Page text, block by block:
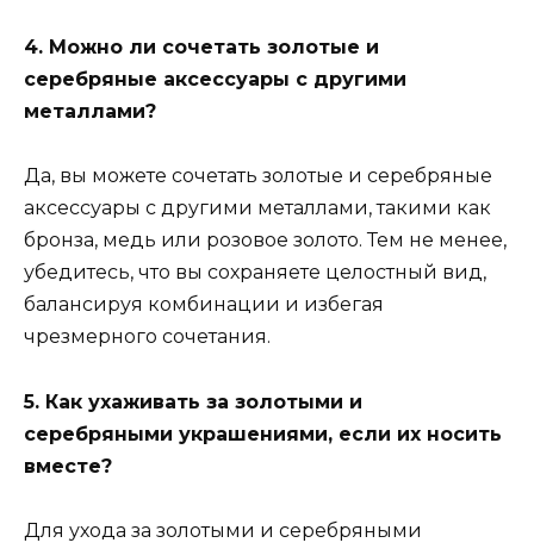
4. Можно ли сочетать золотые и
серебряные аксессуары с другими
металлами?
Да, вы можете сочетать золотые и серебряные
аксессуары с другими металлами, такими как
бронза, медь или розовое золото. Тем не менее,
убедитесь, что вы сохраняете целостный вид,
балансируя комбинации и избегая
чрезмерного сочетания.
5. Как ухаживать за золотыми и
серебряными украшениями, если их носить
вместе?
Для ухода за золотыми и серебряными